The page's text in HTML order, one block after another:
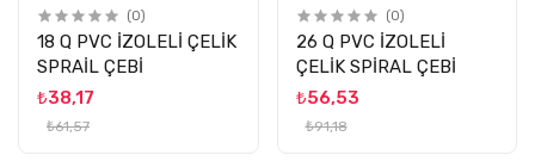
(0)
18 Q PVC İZOLELİ ÇELİK
SPRAİL ÇEBİ
₺38,17
₺61,57
(0)
26 Q PVC İZOLELİ
ÇELİK SPİRAL ÇEBİ
₺56,53
₺91,18